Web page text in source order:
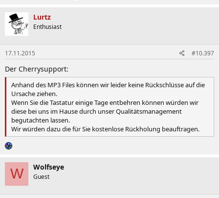
Lurtz
Enthusiast
17.11.2015 #10.397
Der Cherrysupport:
Anhand des MP3 Files können wir leider keine Rückschlüsse auf die
Ursache ziehen.
Wenn Sie die Tastatur einige Tage entbehren können würden wir
diese bei uns im Hause durch unser Qualitätsmanagement
begutachten lassen.
Wir würden dazu die für Sie kostenlose Rückholung beauftragen.
W Wolfseye
Guest